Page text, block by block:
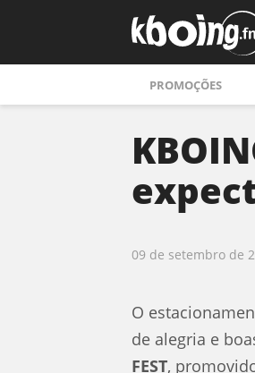
PROMOÇÕES
09 de setembro de
O
de alegria e
FEST,